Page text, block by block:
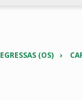
EGRESSAS (OS)